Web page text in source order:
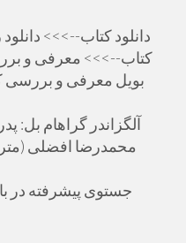
دانلود کتاب-->>>
کتاب-->>> معرفی و
بویل معرفی و بررسی
آلگزاندر گراهام بل:
محمدرضا افضلی
جستوی پیشرفته در